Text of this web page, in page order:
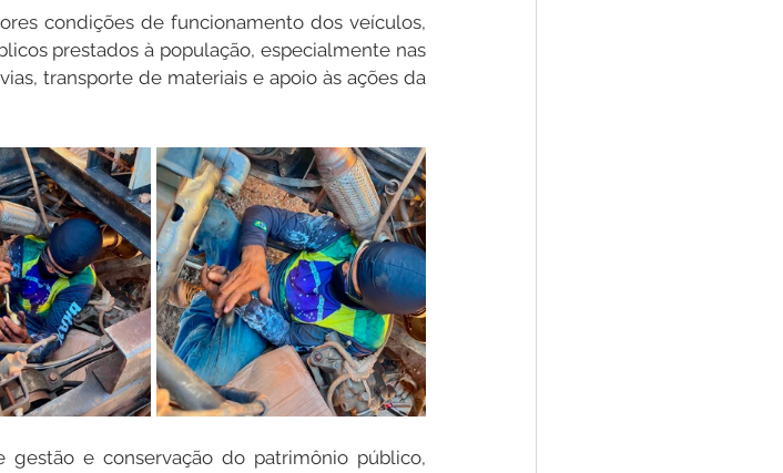
condições de funcionamento dos veículos,
prestados à população, especialmente nas
transporte de materiais e apoio às ações da
e conservação do patrimônio público,